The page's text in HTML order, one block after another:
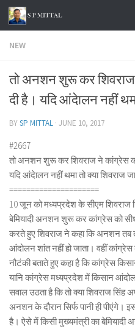
Skip to content
NEW
तो अनशन शुरू कर शिवराज
दी है। यदि आंदेालन नहीं
BYSP MITTAL · JUNE 10, 2017
#2667
तो अनशन शुरू कर शिवराज ने कांग्रेस को
यदि आंदेालन नहीं थमा तो क्या शिवराज
=====================
10 जून को मध्यप्रदेश के सीएम शिवराज
बेमियादी अनशन शुरू कर कांग्रेस को
करते हुए शिवराज ने कहा कि अनशन तब
आंदोलन शांत नहीं हो जाता। वहीं
नौटंकी बताते हुए कहा है कि कांग्रेस
यानि कांग्रेस मध्यप्रदेश में किसान
सवाल उठता है कि तो क्या शिवराज सिंह
अनशन के दौरान सिर्फ पानी ही पीएंगे।
है। ऐसे में किसी मुख्यमंत्री का